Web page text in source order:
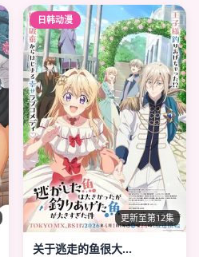
日韩动漫
更新至第12集
关于逃走的鱼很大…